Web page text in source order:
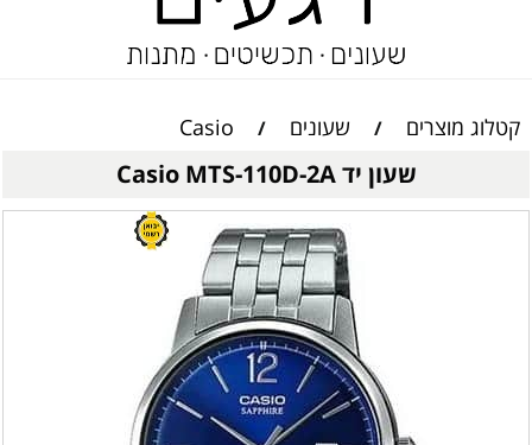
קטלוג מוצרים / שעונים /
Casio
שעון יד Casio MTS-110D-2A